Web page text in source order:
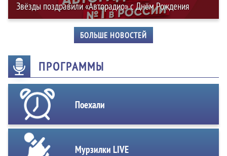
Звёзды поздравили «Авторадио» с Днём Рождения
БОЛЬШЕ НОВОСТЕЙ
ПРОГРАММЫ
Поехали
Мурзилки LIVE